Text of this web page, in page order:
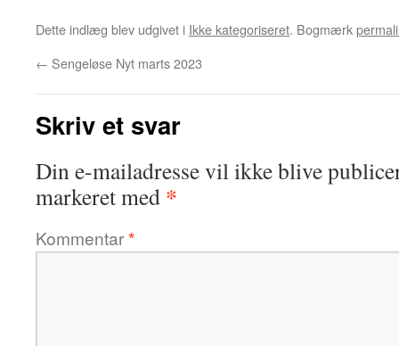
Dette indlæg blev udgivet i Ikke kategoriseret. Bogmærk
← Sengeløse Nyt marts 2023
Skriv et svar
Din e-mailadresse vil ikke blive
markeret med *
Kommentar*